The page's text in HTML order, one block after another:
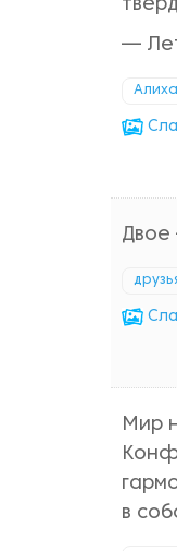
—
Двое
Мир
в